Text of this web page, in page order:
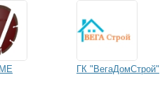
ГК "ВегаДомСтрой"